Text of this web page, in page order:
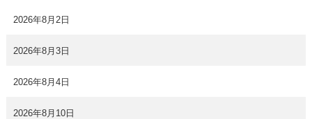
2026年8月2日
2026年8月3日
2026年8月4日
2026年8月10日